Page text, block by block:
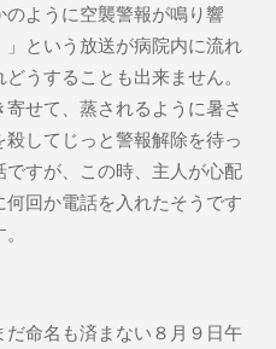
ように空襲警報が鳴り響
という放送が病院内に流れ
うすることも出来ません。
せて、蒸されるように暑さ
してじっと警報解除を待っ
すが、この時、主人が心配
回か電話を入れたそうです
命名も済まない８月９日午